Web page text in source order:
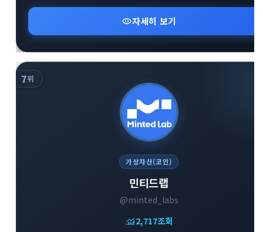
visibility자세히 보기
7위
가상자산(코인)
민티드랩
@minted_labs
monitoring2,717조회